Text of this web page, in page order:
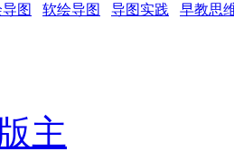
图 软绘导图 导图实践 早教思
版主